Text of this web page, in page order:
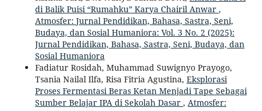
di Balik Puisi “Rumahku” Karya Chairil Anwar ,
Atmosfer: Jurnal Pendidikan, Bahasa, Sastra, Seni,
Budaya, dan Sosial Humaniora: Vol. 3 No. 2 (2025):
Jurnal Pendidikan, Bahasa, Sastra, Seni, Budaya, dan
Sosial Humaniora
Fadiatur Rosidah, Muhammad Suwignyo Prayogo,
Tsania Nailal Ilfa, Risa Fitria Agustina, Eksplorasi
Proses Fermentasi Beras Ketan Menjadi Tape Sebagai
Sumber Belajar IPA di Sekolah Dasar , Atmosfer: